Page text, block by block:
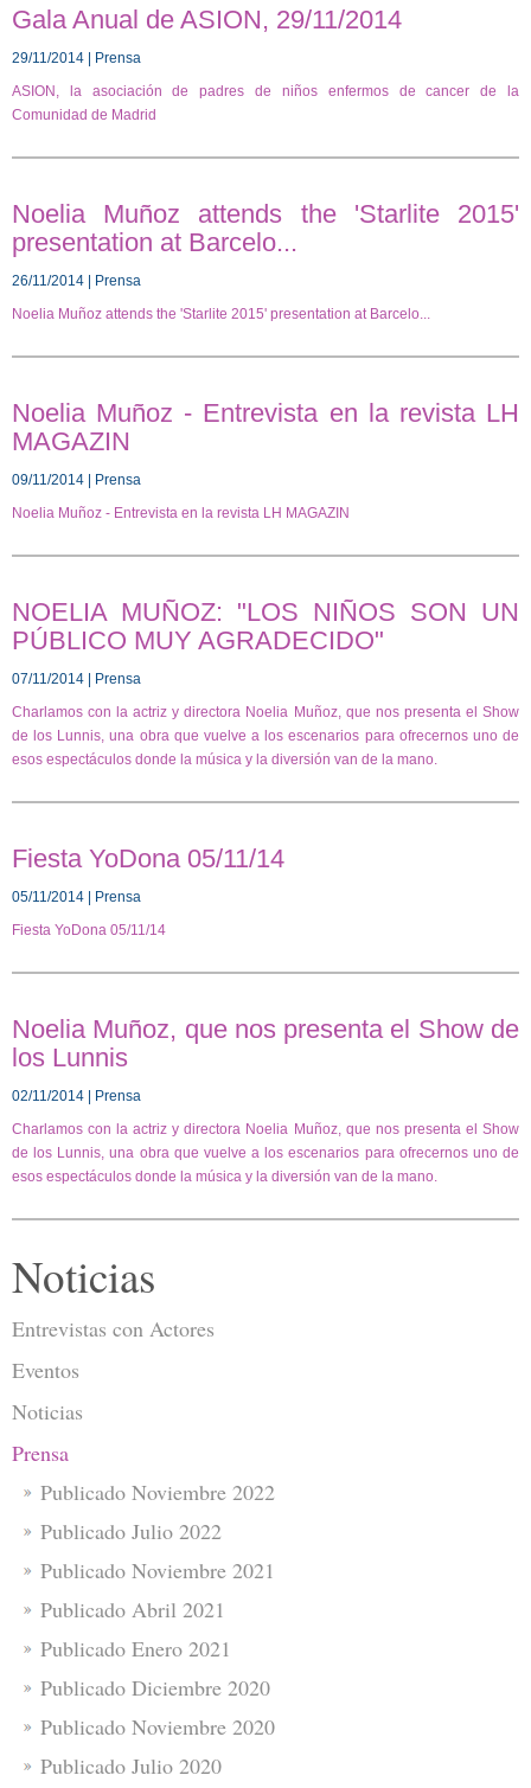
Gala Anual de ASION, 29/11/2014
29/11/2014 | Prensa
ASION, la asociación de padres de niños enfermos de cancer de la
Comunidad de Madrid
Noelia Muñoz attends the 'Starlite 2015'
presentation at Barcelo...
26/11/2014 | Prensa
Noelia Muñoz attends the 'Starlite 2015' presentation at Barcelo...
Noelia Muñoz - Entrevista en la revista LH
MAGAZIN
09/11/2014 | Prensa
Noelia Muñoz - Entrevista en la revista LH MAGAZIN
NOELIA MUÑOZ: "LOS NIÑOS SON UN
PÚBLICO MUY AGRADECIDO"
07/11/2014 | Prensa
Charlamos con la actriz y directora Noelia Muñoz, que nos presenta el Show
de los Lunnis, una obra que vuelve a los escenarios para ofrecernos uno de
esos espectáculos donde la música y la diversión van de la mano.
Fiesta YoDona 05/11/14
05/11/2014 | Prensa
Fiesta YoDona 05/11/14
Noelia Muñoz, que nos presenta el Show de
los Lunnis
02/11/2014 | Prensa
Charlamos con la actriz y directora Noelia Muñoz, que nos presenta el Show
de los Lunnis, una obra que vuelve a los escenarios para ofrecernos uno de
esos espectáculos donde la música y la diversión van de la mano.
Noticias
Entrevistas con Actores
Eventos
Noticias
Prensa
Publicado Noviembre 2022
Publicado Julio 2022
Publicado Noviembre 2021
Publicado Abril 2021
Publicado Enero 2021
Publicado Diciembre 2020
Publicado Noviembre 2020
Publicado Julio 2020